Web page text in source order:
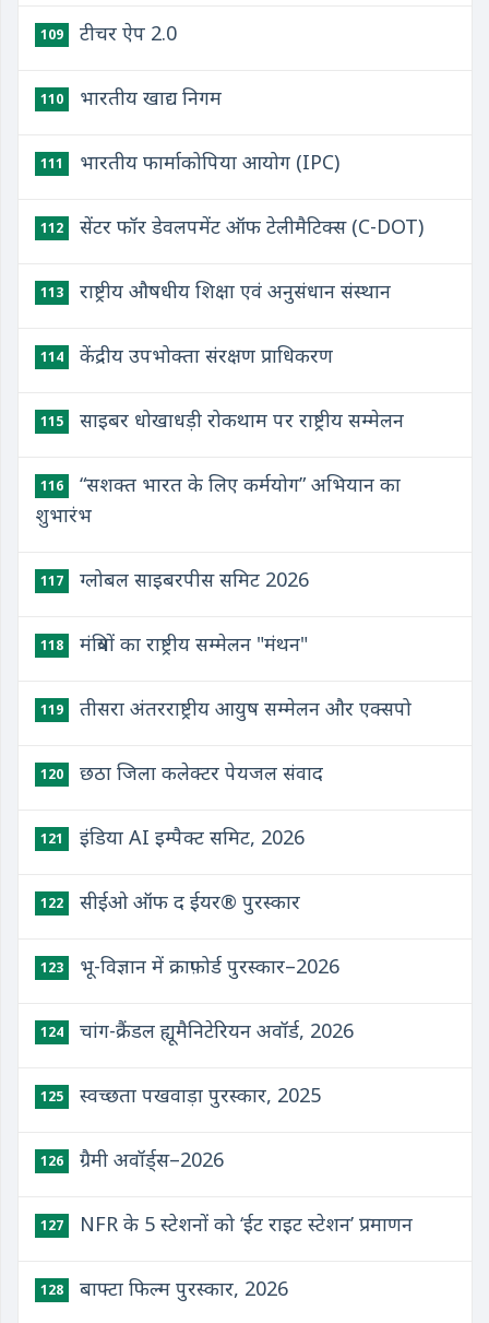
109 टीचर ऐप 2.0
110 भारतीय खाद्य निगम
111 भारतीय फार्माकोपिया आयोग (IPC)
112 सेंटर फॉर डेवलपमेंट ऑफ टेलीमैटिक्स (C-DOT)
113 राष्ट्रीय औषधीय शिक्षा एवं अनुसंधान संस्थान
114 केंद्रीय उपभोक्ता संरक्षण प्राधिकरण
115 साइबर धोखाधड़ी रोकथाम पर राष्ट्रीय सम्मेलन
116
“सशक्त भारत के लिए कर्मयोग” अभियान का
शुभारंभ
117 ग्लोबल साइबरपीस समिट 2026
118 मंत्रियों का राष्ट्रीय सम्मेलन "मंथन"
119 तीसरा अंतरराष्ट्रीय आयुष सम्मेलन और एक्सपो
120 छठा जिला कलेक्टर पेयजल संवाद
121 इंडिया AI इम्पैक्ट समिट, 2026
122 सीईओ ऑफ द ईयर® पुरस्कार
123 भू-विज्ञान में क्राफ़ोर्ड पुरस्कार–2026
124 चांग-क्रैंडल ह्यूमैनिटेरियन अवॉर्ड, 2026
125 स्वच्छता पखवाड़ा पुरस्कार, 2025
126 ग्रैमी अवॉर्ड्स–2026
127 NFR के 5 स्टेशनों को ‘ईट राइट स्टेशन’ प्रमाणन
128 बाफ्टा फिल्म पुरस्कार, 2026